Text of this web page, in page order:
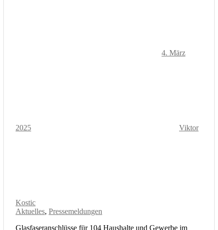
4. März
2025 Viktor
Kostic
Aktuelles, Pressemeldungen
Glasfaseranschlüsse für 104 Haushalte und Gewerbe im